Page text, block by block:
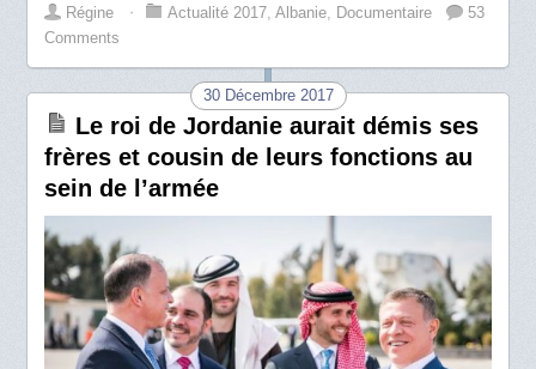
Régine ⋅ Actualité 2017 ,Albanie Documentaire
53
Comments
30 Décembre 2017
Le roi de Jordanie aurait démis ses
frères et cousin de leurs fonctions au
sein de l’armée